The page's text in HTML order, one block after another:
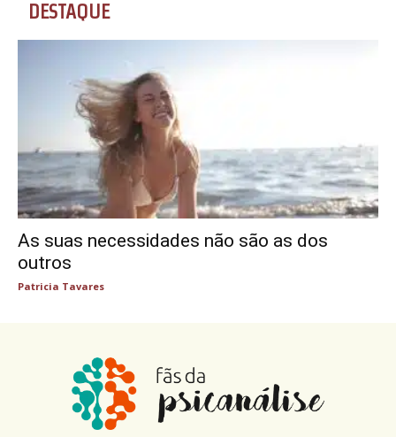
DESTAQUE
As suas necessidades não são as dos
outros
Patricia Tavares